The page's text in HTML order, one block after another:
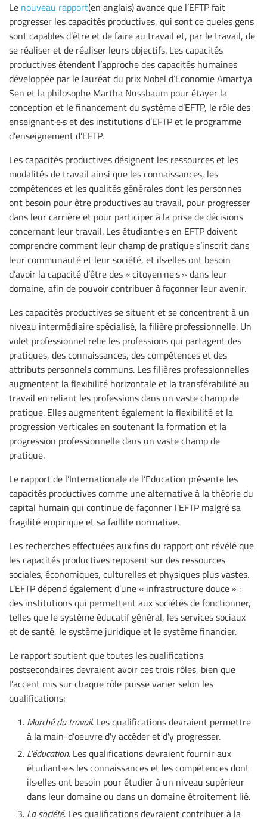
Le nouveau rapport(en anglais) avance que l’EFTP fait
progresser les capacités productives, qui sont ce queles gens
sont capables d’être et de faire au travail et, par le travail, de
se réaliser et de réaliser leurs objectifs. Les capacités
productives étendent l’approche des capacités humaines
développée par le lauréat du prix Nobel d’Economie Amartya
Sen et la philosophe Martha Nussbaum pour étayer la
conception et le financement du système d’EFTP, le rôle des
enseignant·e·s et des institutions d’EFTP et le programme
d’enseignement d’EFTP.
Les capacités productives désignent les ressources et les
modalités de travail ainsi que les connaissances, les
compétences et les qualités générales dont les personnes
ont besoin pour être productives au travail, pour progresser
dans leur carrière et pour participer à la prise de décisions
concernant leur travail. Les étudiant·e·s en EFTP doivent
comprendre comment leur champ de pratique s’inscrit dans
leur communauté et leur société, et ils·elles ont besoin
d’avoir la capacité d’être des « citoyen·ne·s » dans leur
domaine, afin de pouvoir contribuer à façonner leur avenir.
Les capacités productives se situent et se concentrent à un
niveau intermédiaire spécialisé, la filière professionnelle. Un
volet professionnel relie les professions qui partagent des
pratiques, des connaissances, des compétences et des
attributs personnels communs. Les filières professionnelles
augmentent la flexibilité horizontale et la transférabilité au
travail en reliant les professions dans un vaste champ de
pratique. Elles augmentent également la flexibilité et la
progression verticales en soutenant la formation et la
progression professionnelle dans un vaste champ de
pratique.
Le rapport de l’Internationale de l’Education présente les
capacités productives comme une alternative à la théorie du
capital humain qui continue de façonner l’EFTP malgré sa
fragilité empirique et sa faillite normative.
Les recherches effectuées aux fins du rapport ont révélé que
les capacités productives reposent sur des ressources
sociales, économiques, culturelles et physiques plus vastes.
L’EFTP dépend également d’une « infrastructure douce » :
des institutions qui permettent aux sociétés de fonctionner,
telles que le système éducatif général, les services sociaux
et de santé, le système juridique et le système financier.
Le rapport soutient que toutes les qualifications
postsecondaires devraient avoir ces trois rôles, bien que
l’accent mis sur chaque rôle puisse varier selon les
qualifications:
Marché du travail. Les qualifications devraient permettre
à la main-d’oeuvre d'y accéder et d'y progresser.
L'éducation. Les qualifications devraient fournir aux
étudiant·e·s les connaissances et les compétences dont
ils·elles ont besoin pour étudier à un niveau supérieur
dans leur domaine ou dans un domaine étroitement lié.
La société. Les qualifications devraient contribuer à la